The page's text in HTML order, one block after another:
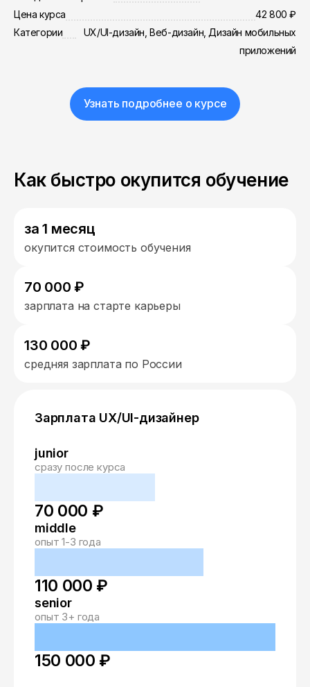
Цена курса
42 800 ₽
Категории
UX/UI-дизайн, Веб-дизайн, Дизайн мобильных
приложений
Узнать подробнее о курсе
Как быстро окупится обучение
за 1 месяц
окупится стоимость обучения
70 000 ₽
зарплата на старте карьеры
130 000 ₽
средняя зарплата по России
Зарплата UX/UI-дизайнер
junior
сразу после курса
70 000 ₽
middle
опыт 1-3 года
110 000 ₽
senior
опыт 3+ года
150 000 ₽